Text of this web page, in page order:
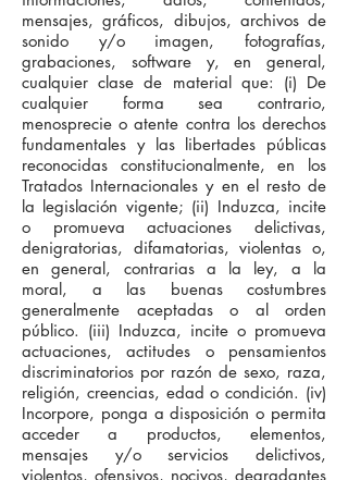
mensajes, gráficos, dibujos, archivos de
sonido y/o imagen, fotografías,
grabaciones, software y, en general,
cualquier clase de material que: (i) De
cualquier forma sea contrario,
menosprecie o atente contra los derechos
fundamentales y las libertades públicas
reconocidas constitucionalmente, en los
Tratados Internacionales y en el resto de
la legislación vigente; (ii) Induzca, incite
o promueva actuaciones delictivas,
denigratorias, difamatorias, violentas o,
en general, contrarias a la ley, a la
moral, a las buenas costumbres
generalmente aceptadas o al orden
público. (iii) Induzca, incite o promueva
actuaciones, actitudes o pensamientos
discriminatorios por razón de sexo, raza,
religión, creencias, edad o condición. (iv)
Incorpore, ponga a disposición o permita
acceder a productos, elementos,
mensajes y/o servicios delictivos,
violentos, ofensivos, nocivos, degradantes